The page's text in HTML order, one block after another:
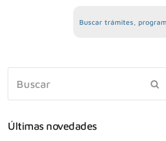
Últimas novedades